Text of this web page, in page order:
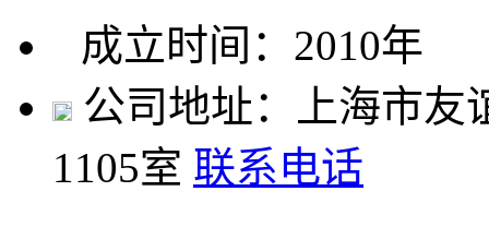
成立时间：2010年
公司地址：上海市友
1105室 联系电话